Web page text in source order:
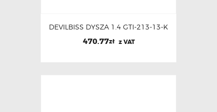
DEVILBISS DYSZA 1.4 GTI-213-13-K
470.77zł z VAT